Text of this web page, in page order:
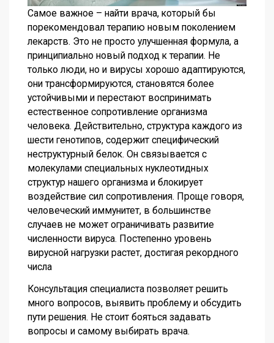
Самое важное – найти врача, который бы
порекомендовал терапию новым поколением
лекарств. Это не просто улучшенная формула, а
принципиально новый подход к терапии. Не
только люди, но и вирусы хорошо адаптируются,
они трансформируются, становятся более
устойчивыми и перестают воспринимать
естественное сопротивление организма
человека. Действительно, структура каждого из
шести генотипов, содержит специфический
неструктурный белок. Он связывается с
молекулами специальных нуклеотидных
структур нашего организма и блокирует
воздействие сил сопротивления. Проще говоря,
человеческий иммунитет, в большинстве
случаев не может ограничивать развитие
численности вируса. Постепенно уровень
вирусной нагрузки растет, достигая рекордного
числа
Консультация специалиста позволяет решить
много вопросов, выявить проблему и обсудить
пути решения. Не стоит бояться задавать
вопросы и самому выбирать врача.